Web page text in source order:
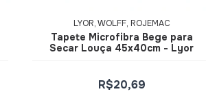
LYOR, WOLFF, ROJEMAC
Tapete Microfibra Bege para
Secar Louça 45x40cm - Lyor
R$20,69